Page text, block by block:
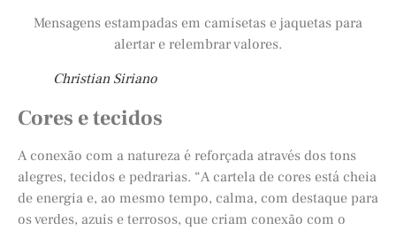
Mensagens estampadas em camisetas e jaquetas para
alertar e relembrar valores.
Christian Siriano
Cores e tecidos
A conexão com a natureza é reforçada através dos tons
alegres, tecidos e pedrarias. “A cartela de cores está cheia
de energia e, ao mesmo tempo, calma, com destaque para
os verdes, azuis e terrosos, que criam conexão com o